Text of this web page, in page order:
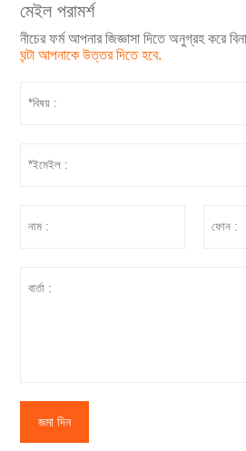
মেইল পরামর্শ
নীচের ফর্ম আপনার জিজ্ঞাসা দিতে অনুগ্রহ করে
ঘন্টা আপনাকে উত্তর দিতে হবে.
জমা দিন